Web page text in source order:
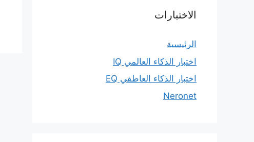
الاختبارات
الرئيسية
اختبار الذكاء العالمي IQ
اختبار الذكاء العاطفي EQ
Neronet